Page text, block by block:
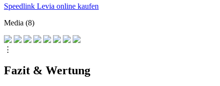
Speedlink Levia online kaufen
Media (8)
⋮
Fazit & Wertung